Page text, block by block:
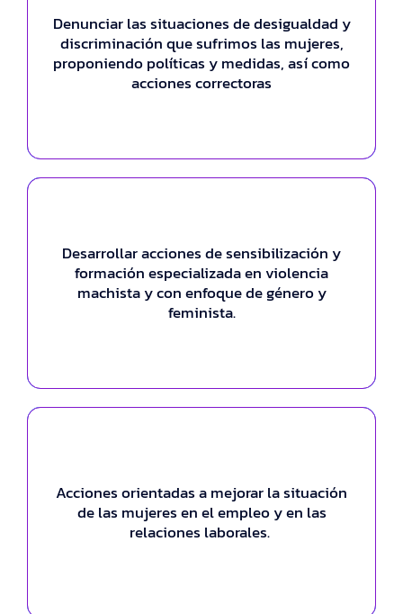
Denunciar las situaciones de desigualdad y
discriminación que sufrimos las mujeres,
proponiendo políticas y medidas, así como
acciones correctoras
Multiple Devices
This is backend content. Lorem ipsum dolor sit
amet.
Desarrollar acciones de sensibilización y
formación especializada en violencia
machista y con enfoque de género y
feminista.
Auto Reminder
This is backend content. Lorem ipsum dolor sit
amet.
Acciones orientadas a mejorar la situación
de las mujeres en el empleo y en las
relaciones laborales.
Connect To Bank
This is backend content. Lorem ipsum dolor sit
amet.